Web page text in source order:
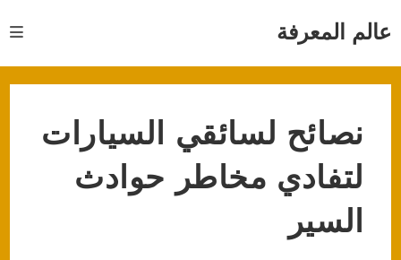
عالم المعرفة
نصائح لسائقي السيارات
لتفادي مخاطر حوادث
السير